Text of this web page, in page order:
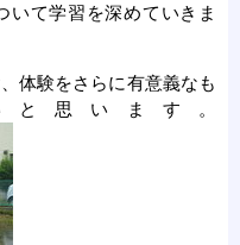
いて学習を深めていきま
体験をさらに有意義なも
思います。